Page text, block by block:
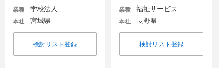
業種 学校法人
本社 宮城県
検討リスト登録
業種 福祉サービス
本社 長野県
検討リスト登録